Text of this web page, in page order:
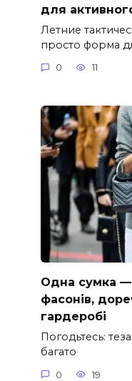
для
Летние
просто форма
0 11
Одна сумка —
фасонів,
гардеробі
Погодьтесь:
багато
0 19